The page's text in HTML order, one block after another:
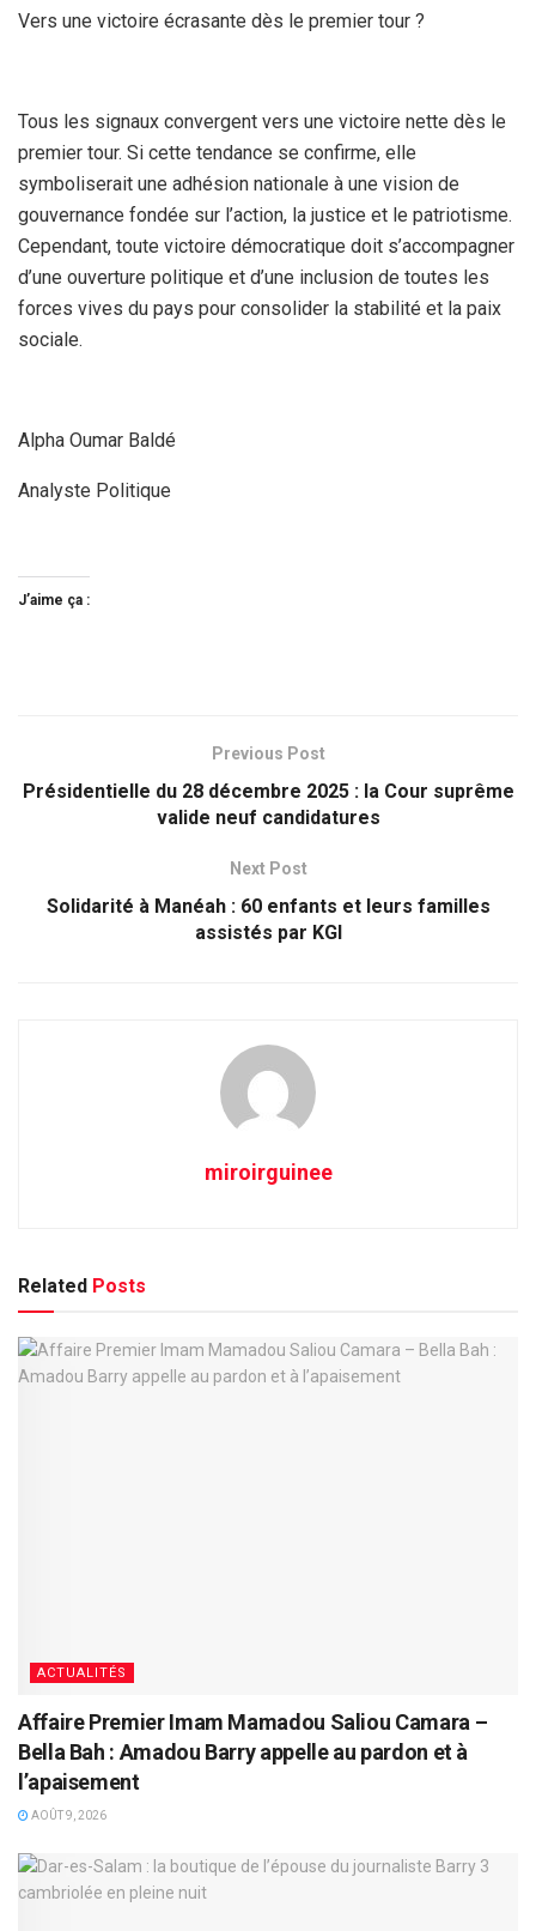
Vers une victoire écrasante dès le premier tour ?
Tous les signaux convergent vers une victoire nette dès le
premier tour. Si cette tendance se confirme, elle
symboliserait une adhésion nationale à une vision de
gouvernance fondée sur l’action, la justice et le patriotisme.
Cependant, toute victoire démocratique doit s’accompagner
d’une ouverture politique et d’une inclusion de toutes les
forces vives du pays pour consolider la stabilité et la paix
sociale.
Alpha Oumar Baldé
Analyste Politique
J’aime ça :
Previous Post
Présidentielle du 28 décembre 2025 : la Cour suprême
valide neuf candidatures
Next Post
Solidarité à Manéah : 60 enfants et leurs familles
assistés par KGI
miroirguinee
Related Posts
ACTUALITÉS
Affaire Premier Imam Mamadou Saliou Camara –
Bella Bah : Amadou Barry appelle au pardon et à
l’apaisement
AOÛT 9, 2026